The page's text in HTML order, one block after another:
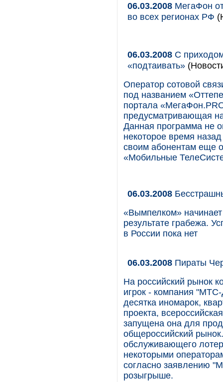
06.03.2008 МегаФон
во всех регионах РФ
06.03.2008 С
«подтаивать»
Оператор сотовой
под названием
портала
предусматривающая
Данная программа не
некоторое время
своим абонентам еще
«Мобильные
06.03.2008
«Вымпелком»
результате грабежа.
в России пока нет
06.03.2008 Пираты
На российский рынок
игрок - компания
десятка иномарок,
проекта,
запущена она для
общероссийский
обслуживающего
некоторыми
согласно заявлению
розыгрыше.